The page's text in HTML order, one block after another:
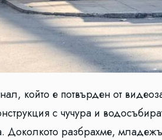
който е потвърден от
с чучура и
разбрахме,